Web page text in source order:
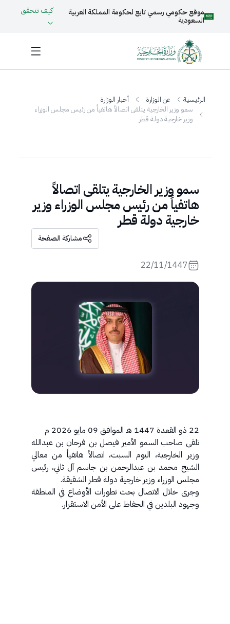
موقع حكومي رسمي تابع لحكومة المملكة العربية
السعودية
كيف تتحقق
الرئيسية عن الوزارة
أخبار الوزارة
سمو وزير الخارجية يتلقى اتصالاً هاتفياً من رئيس مجلس الوزراء
وزير خارجية دولة قطر
سمو وزير الخارجية يتلقى اتصالاً
هاتفياً من رئيس مجلس الوزراء وزير
خارجية دولة قطر
مشاركة الصفحة
22/11/1447
22 ذو القعدة 1447 هـ الموافق 09 مايو 2026 م
تلقى صاحب السمو الأمير فيصل بن فرحان بن عبدالله
وزير الخارجية، اليوم السبت، اتصالاً هاتفياً من معالي
الشيخ محمد بن عبدالرحمن بن جاسم آل ثاني، رئيس
مجلس الوزراء وزير خارجية دولة قطر الشقيقة.
وجرى خلال الاتصال بحث تطورات الأوضاع في المنطقة
وجهود البلدين في الحفاظ على الأمن الاستقرار.